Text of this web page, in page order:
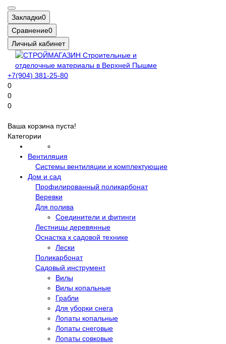
Закладки0
Сравнение0
Личный кабинет
+7(904) 381-25-80
0
0
0
Ваша корзина пуста!
Категории
Вентиляция
Системы вентиляции и комплектующие
Дом и сад
Профилированный поликарбонат
Веревки
Для полива
Соединители и фитинги
Лестницы деревянные
Оснастка к садовой технике
Лески
Поликарбонат
Садовый инструмент
Вилы
Вилы копальные
Грабли
Для уборки снега
Лопаты копальные
Лопаты снеговые
Лопаты совковые